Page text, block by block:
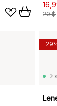
20 $
-